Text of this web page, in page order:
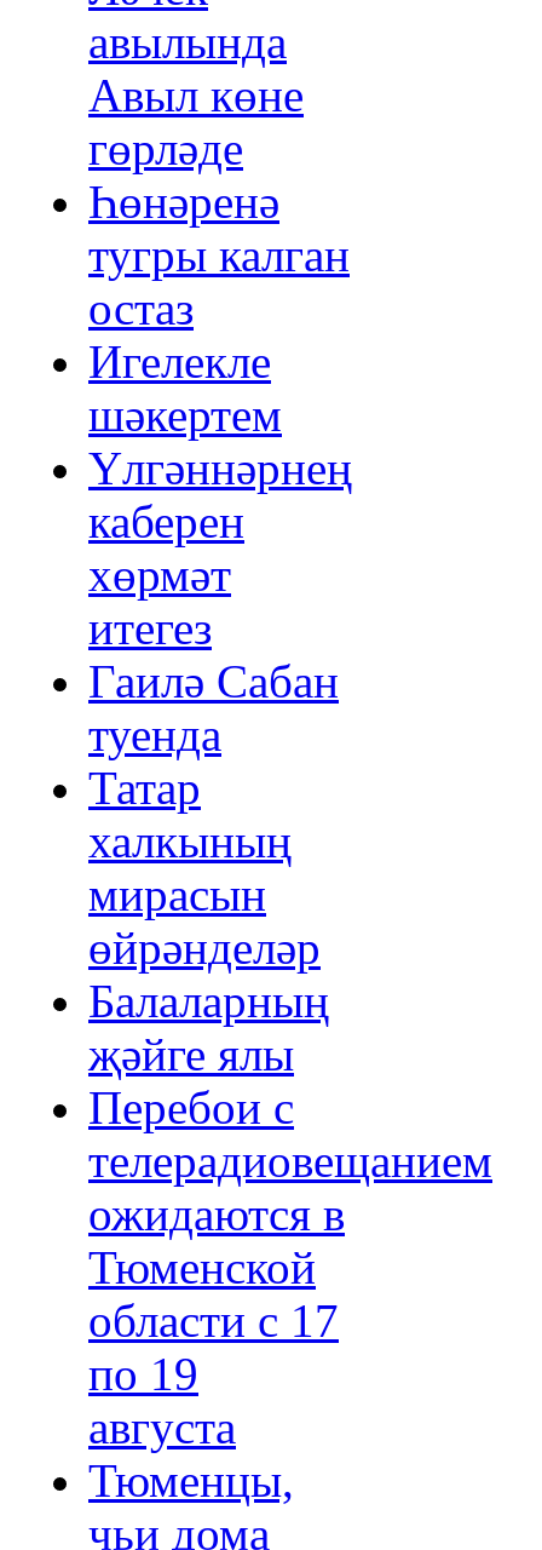
авылында
Авыл көне
гөрләде
Һөнәренә
тугры калган
остаз
Игелекле
шәкертем
Үлгәннәрнең
каберен
хөрмәт
итегез
Гаилә Сабан
туенда
Татар
халкының
мирасын
өйрәнделәр
Балаларның
җәйге ялы
Перебои с
телерадиовещанием
ожидаются в
Тюменской
области с 17
по 19
августа
Тюменцы,
чьи дома